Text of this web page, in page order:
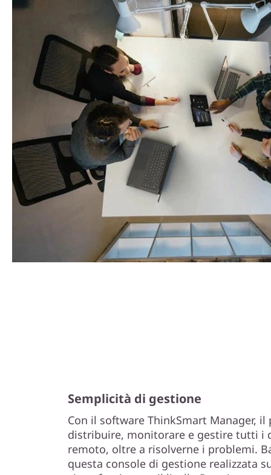
Semplicità di gestione
Con il software ThinkSmart Manager,
distribuire, monitorare e gestire tutti i
remoto, oltre a risolverne i problemi.
questa console di gestione realizzata